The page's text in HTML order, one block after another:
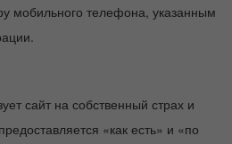
мобильного телефона, указанным
сайт на собственный страх и
«как есть» и «по